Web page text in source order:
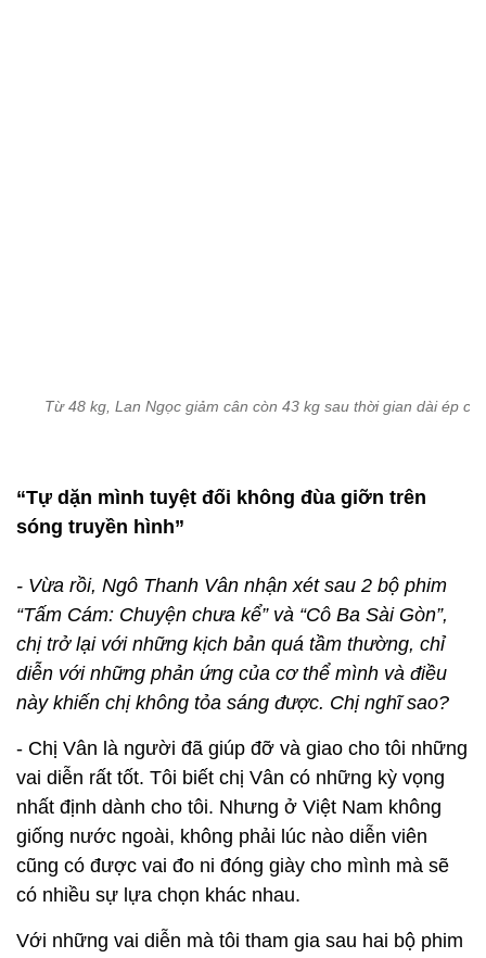
Từ 48 kg, Lan Ngọc giảm cân còn 43 kg sau thời gian dài ép
“Tự dặn mình tuyệt đối không đùa giỡn trên
sóng truyền hình”
- Vừa rồi, Ngô Thanh Vân nhận xét sau 2 bộ phim
“Tấm Cám: Chuyện chưa kể” và “Cô Ba Sài Gòn”,
chị trở lại với những kịch bản quá tầm thường, chỉ
diễn với những phản ứng của cơ thể mình và điều
này khiến chị không tỏa sáng được. Chị nghĩ sao?
- Chị Vân là người đã giúp đỡ và giao cho tôi những
vai diễn rất tốt. Tôi biết chị Vân có những kỳ vọng
nhất định dành cho tôi. Nhưng ở Việt Nam không
giống nước ngoài, không phải lúc nào diễn viên
cũng có được vai đo ni đóng giày cho mình mà sẽ
có nhiều sự lựa chọn khác nhau.
Với những vai diễn mà tôi tham gia sau hai bộ phim